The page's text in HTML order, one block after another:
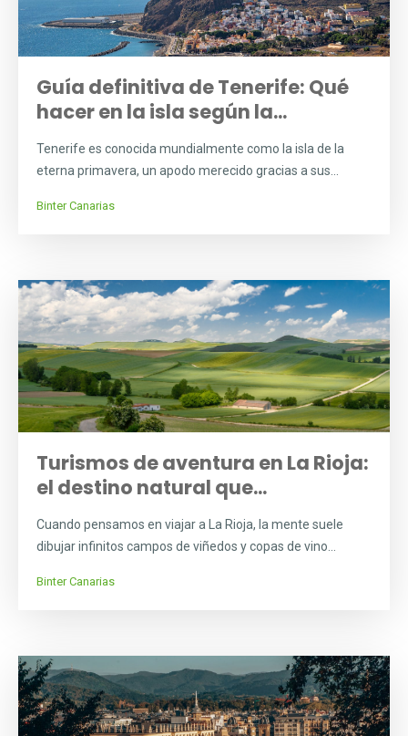
Guía definitiva de Tenerife: Qué
hacer en la isla según la...
Tenerife es conocida mundialmente como la isla de la
eterna primavera, un apodo merecido gracias a sus...
Binter Canarias
Turismos de aventura en La Rioja:
el destino natural que...
Cuando pensamos en viajar a La Rioja, la mente suele
dibujar infinitos campos de viñedos y copas de vino...
Binter Canarias